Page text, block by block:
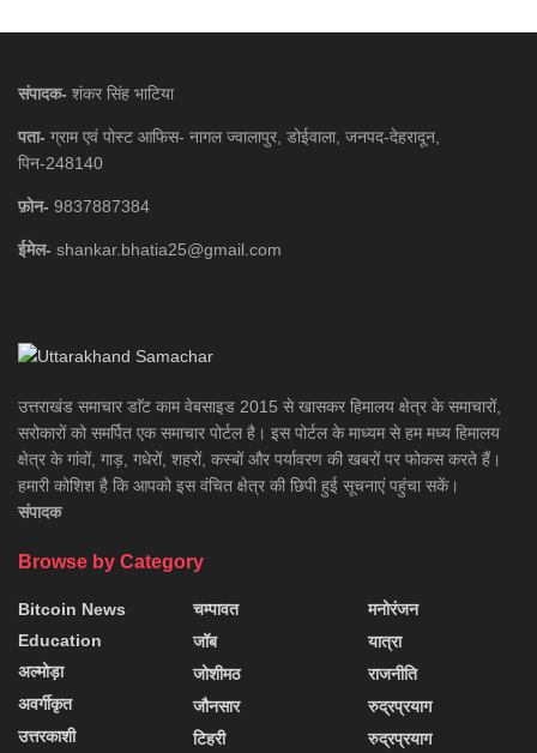
संपादक- शंकर सिंह भाटिया
पता- ग्राम एवं पोस्ट आफिस- नागल ज्वालापुर, डोईवाला, जनपद-देहरादून,
पिन-248140
फ़ोन- 9837887384
ईमेल- shankar.bhatia25@gmail.com
उत्तराखंड समाचार डाॅट काम वेबसाइड 2015 से खासकर हिमालय क्षेत्र के समाचारों,
सरोकारों को समर्पित एक समाचार पोर्टल है। इस पोर्टल के माध्यम से हम मध्य हिमालय
क्षेत्र के गांवों, गाड़, गधेरों, शहरों, कस्बों और पर्यावरण की खबरों पर फोकस करते हैं।
हमारी कोशिश है कि आपको इस वंचित क्षेत्र की छिपी हुई सूचनाएं पहुंचा सकें।
संपादक
Browse by Category
Bitcoin News
Education
अल्मोड़ा
अवर्गीकृत
उत्तरकाशी
चम्पावत
जॉब
जोशीमठ
जौनसार
टिहरी
मनोरंजन
यात्रा
राजनीति
रुद्रप्रयाग
रुद्रप्रयाग